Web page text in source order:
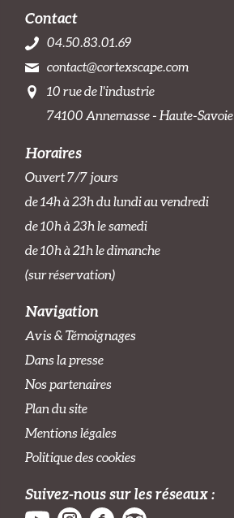
Contact
04.50.83.01.69
contact@cortexscape.com
10 rue de l'industrie
74100 Annemasse - Haute-Savoie
Horaires
Ouvert 7/7 jours
de 14h à 23h du lundi au vendredi
de 10h à 23h le samedi
de 10h à 21h le dimanche
(sur réservation)
Navigation
Avis & Témoignages
Dans la presse
Nos partenaires
Plan du site
Mentions légales
Politique des cookies
Suivez-nous sur les réseaux :